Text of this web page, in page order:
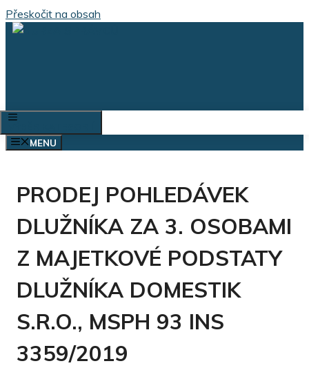
Přeskočit na obsah
MENU
PRODEJ POHLEDÁVEK
DLUŽNÍKA ZA 3. OSOBAMI
Z MAJETKOVÉ PODSTATY
DLUŽNÍKA DOMESTIK
S.R.O., MSPH 93 INS
3359/2019